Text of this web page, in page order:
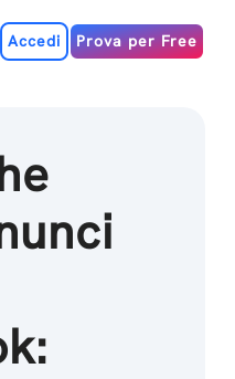
Accedi Prova per Free